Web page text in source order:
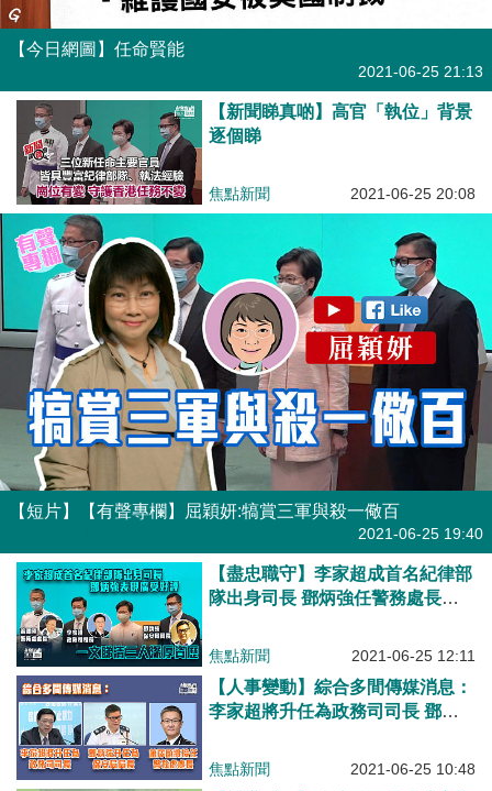
【今日網圖】任命賢能
2021-06-25 21:13
【新聞睇真啲】高官「執位」背景
逐個睇
焦點新聞 2021-06-25 20:08
【短片】【有聲專欄】屈穎妍:犒賞三軍與殺一儆百
2021-06-25 19:40
【盡忠職守】李家超成首名紀律部
隊出身司長 鄧炳強任警務處長期
亂」
焦點新聞 2021-06-25 12:11
【人事變動】綜合多間傳媒消息：
李家超將升任為政務司司長 鄧炳
焦點新聞 2021-06-25 10:48